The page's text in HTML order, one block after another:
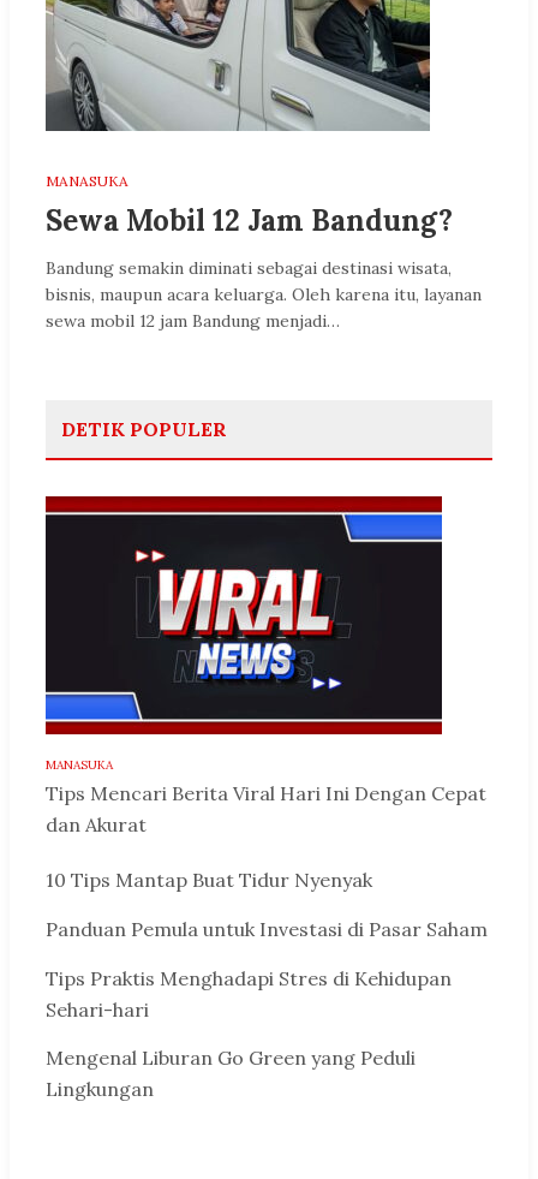
MANASUKA
Sewa Mobil 12 Jam Bandung?
Bandung semakin diminati sebagai destinasi wisata,
bisnis, maupun acara keluarga. Oleh karena itu, layanan
sewa mobil 12 jam Bandung menjadi…
DETIK POPULER
MANASUKA
Tips Mencari Berita Viral Hari Ini Dengan Cepat
dan Akurat
10 Tips Mantap Buat Tidur Nyenyak
Panduan Pemula untuk Investasi di Pasar Saham
Tips Praktis Menghadapi Stres di Kehidupan
Sehari-hari
Mengenal Liburan Go Green yang Peduli
Lingkungan